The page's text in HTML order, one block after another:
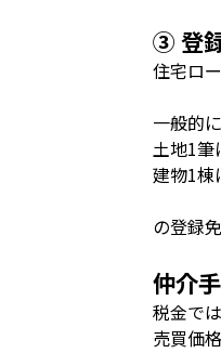
③ 登
住宅ロ
一般的
土地1筆
建物1棟
の登録
仲介
税金で
売買価